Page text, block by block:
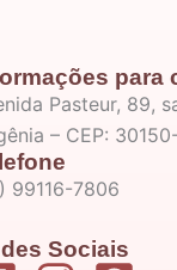
para
Pasteur, 89,
– CEP:
99116-7806
Sociais